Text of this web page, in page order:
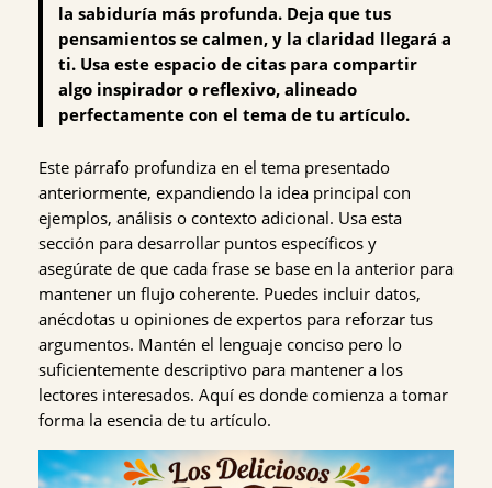
la sabiduría más profunda. Deja que tus
pensamientos se calmen, y la claridad llegará a
ti. Usa este espacio de citas para compartir
algo inspirador o reflexivo, alineado
perfectamente con el tema de tu artículo.
Este párrafo profundiza en el tema presentado
anteriormente, expandiendo la idea principal con
ejemplos, análisis o contexto adicional. Usa esta
sección para desarrollar puntos específicos y
asegúrate de que cada frase se base en la anterior para
mantener un flujo coherente. Puedes incluir datos,
anécdotas u opiniones de expertos para reforzar tus
argumentos. Mantén el lenguaje conciso pero lo
suficientemente descriptivo para mantener a los
lectores interesados. Aquí es donde comienza a tomar
forma la esencia de tu artículo.